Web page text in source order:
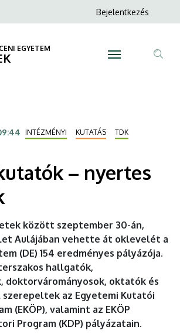
Anonim
menüje
Bejelentkezés
EGYETEM
INTÉZMÉNYI KUTATÁS
TDK
– nyertes
között szeptember 30-án,
Aulájában vehette át oklevelét a
(DE) 154 eredményes pályázója.
hallgatók,
doktorvárományosok, oktatók és
az Egyetemi Kutatói
(EKÖP), valamint az EKÖP
Program (KDP) pályázatain.